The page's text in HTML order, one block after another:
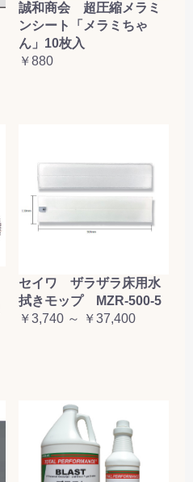
誠和商会 超圧縮メラミ
ンシート「メラミちゃ
ん」10枚入
￥880
セイワ ザラザラ床用水
拭きモップ MZR-500-5
￥3,740 ～ ￥37,400